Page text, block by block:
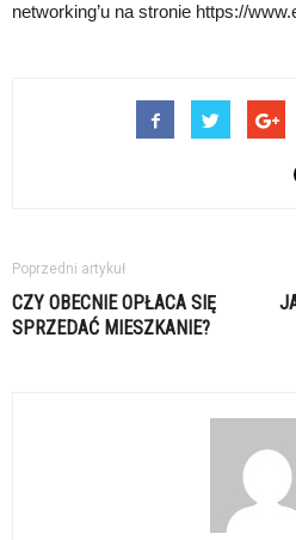
networking’u na stronie https://
Poprzedni artykuł
CZY OBECNIE OPŁACA SIĘ
SPRZEDAĆ MIESZKANIE?